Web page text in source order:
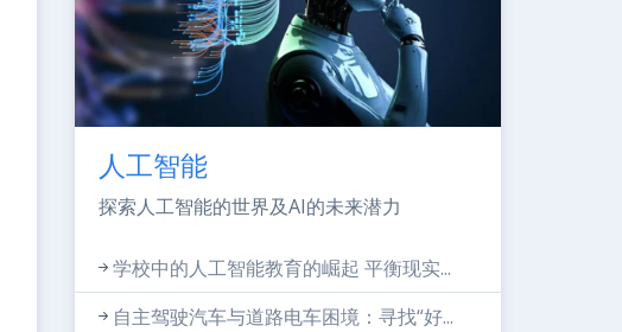
人工智能
探索人工智能的世界及AI的未来潜力
学校中的人工智能教育的崛起 平衡现实...
自主驾驶汽车与道路电车困境：寻找“好...